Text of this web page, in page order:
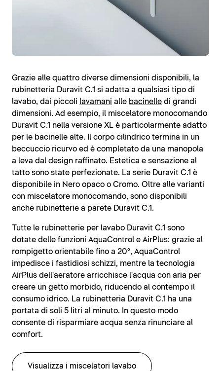
Grazie alle quattro diverse dimensioni disponibili, la
rubinetteria Duravit C.1 si adatta a qualsiasi tipo di
lavabo, dai piccoli lavamani alle bacinelle di grandi
dimensioni. Ad esempio, il miscelatore monocomando
Duravit C.1 nella versione XL è particolarmente adatto
per le bacinelle alte. Il corpo cilindrico termina in un
beccuccio ricurvo ed è completato da una manopola
a leva dal design raffinato. Estetica e sensazione al
tatto sono state perfezionate. La serie Duravit C.1 è
disponibile in Nero opaco o Cromo. Oltre alle varianti
con miscelatore monocomando, sono disponibili
anche rubinetterie a parete Duravit C.1.
Tutte le rubinetterie per lavabo Duravit C.1 sono
dotate delle funzioni AquaControl e AirPlus: grazie al
rompigetto orientabile fino a 20°, AquaControl
impedisce i fastidiosi schizzi, mentre la tecnologia
AirPlus dell'aeratore arricchisce l'acqua con aria per
creare un getto morbido, riducendo al contempo il
consumo idrico. La rubinetteria Duravit C.1 ha una
portata di soli 5 litri al minuto. In questo modo
consente di risparmiare acqua senza rinunciare al
comfort.
Visualizza i miscelatori lavabo